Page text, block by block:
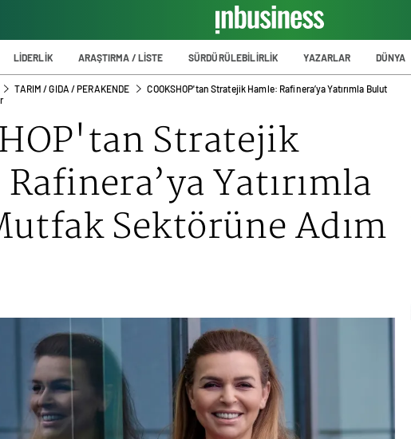
LİDERLİK ARAŞTIRMA / LİSTE SÜRDÜRÜLEBİLİRLİK YAZARLAR DÜNYA
TARIM / GIDA / PERAKENDE
COOKSHOP'tan Stratejik Hamle: Rafinera’ya Yatırımla Bulut
Stratejik
Yatırımla
Sektörüne Adım